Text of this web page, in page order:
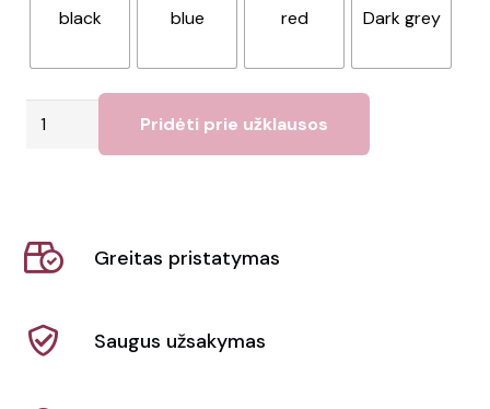
black blue red Dark grey
produkto
Norton
Pridėti prie užklausos
Greitas pristatymas
Saugus užsakymas